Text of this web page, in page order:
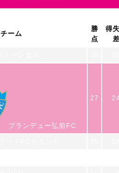
チーム
勝
点
得
ブランデュー弘前FC
27